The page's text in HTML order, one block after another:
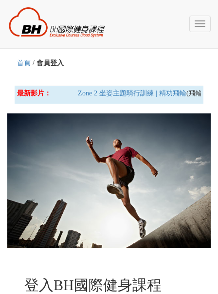
Toggle
首頁 / 會員登入
最新影片： Zone 2 坐姿主題騎行訓練 | 精功飛輪(飛輪車)
登入BH國際健身課程